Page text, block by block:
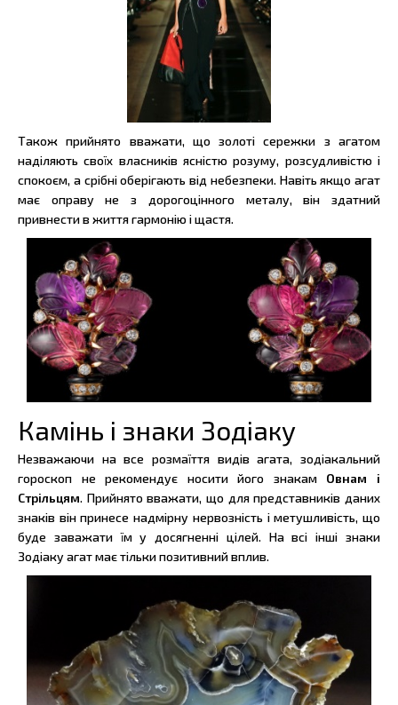
Також прийнято вважати, що золоті сережки з агатом
наділяють своїх власників ясністю розуму, розсудливістю і
спокоєм, а срібні оберігають від небезпеки. Навіть якщо агат
має оправу не з дорогоцінного металу, він здатний
привнести в життя гармонію і щастя.
Камінь і знаки Зодіаку
Незважаючи на все розмаїття видів агата, зодіакальний
гороскоп не рекомендує носити його знакам Овнам і
Стрільцям. Прийнято вважати, що для представників даних
знаків він принесе надмірну нервозність і метушливість, що
буде заважати їм у досягненні цілей. На всі інші знаки
Зодіаку агат має тільки позитивний вплив.